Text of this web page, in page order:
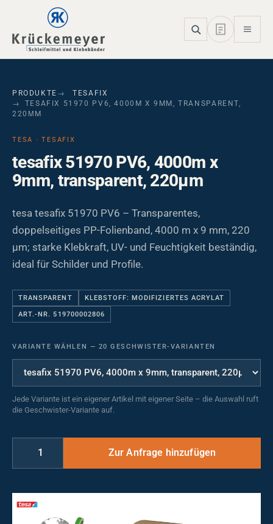
Skip to main navigation
Skip to main content
Skip to page footer
PRODUKTE
TESAFIX
TESAFIX 51970 PV6, 4000M X 9MM, TRANSPARENT,
220ΜM
TESA · TESAFIX
tesafix 51970 PV6, 4000m x
9mm, transparent, 220µm
tesa tesafix 51970 PV6 – Transparentes,
doppelseitiges PP-Folienband, 4000 m x 9 mm, 220
µm; starke Klebkraft, UV- und Feuchtigkeit beständig,
ideal für Schilder und Profile.
TRANSPARENT KLEBSTOFF: MODIFIZIERTES ACRYLAT
ART.-NR. 519700002806
VARIANTE WÄHLEN — 20 GESCHWISTER-VARIANTEN
Jede Variante ist ein eigener Artikel mit eigener Seite – die Auswahl ruft
die Geschwister-Variante auf.